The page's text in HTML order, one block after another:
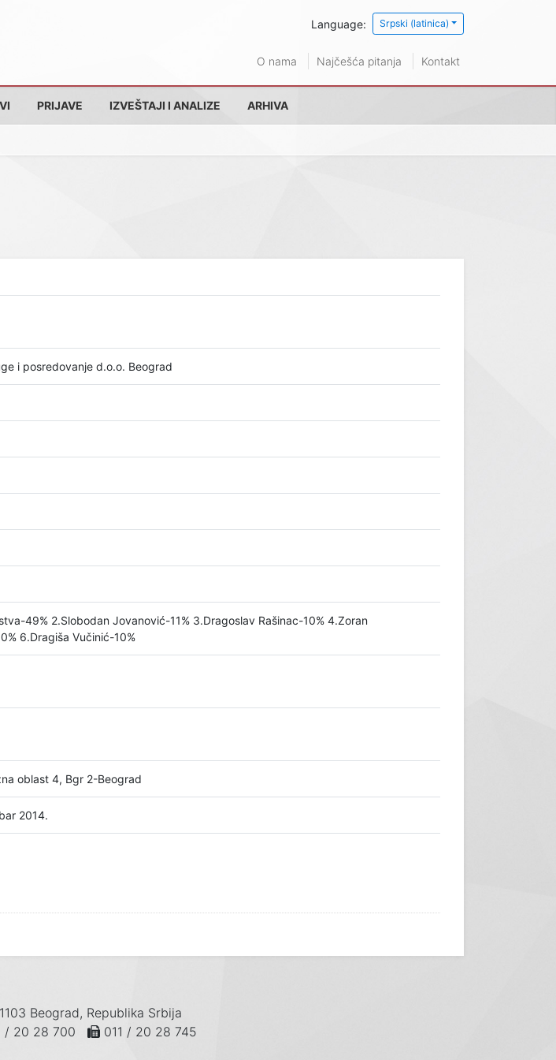
Language: Srpski (latinica)
O nama Najčešća pitanja Kontakt
PRIJAVE IZVEŠTAJI I ANALIZE ARHIVA
i posredovanje d.o.o. Beograd
49% 2.Slobodan Jovanović-11% 3.Dragoslav Rašinac-10% 4.Zoran
6.Dragiša Vučinić-10%
oblast 4, Bgr 2-Beograd
2014.
Beograd, Republika Srbija
/ 20 28 700 011 / 20 28 745